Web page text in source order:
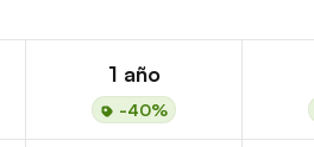
1 año
-40%